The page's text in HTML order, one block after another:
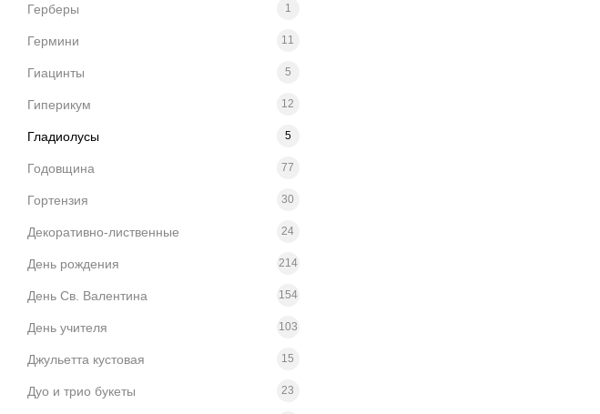
Герберы 1
Гермини 11
Гиацинты 5
Гиперикум 12
Гладиолусы 5
Годовщина 77
Гортензия 30
Декоративно-лиственные 24
День рождения 214
День Св. Валентина 154
День учителя 103
Джульетта кустовая 15
Дуо и трио букеты 23